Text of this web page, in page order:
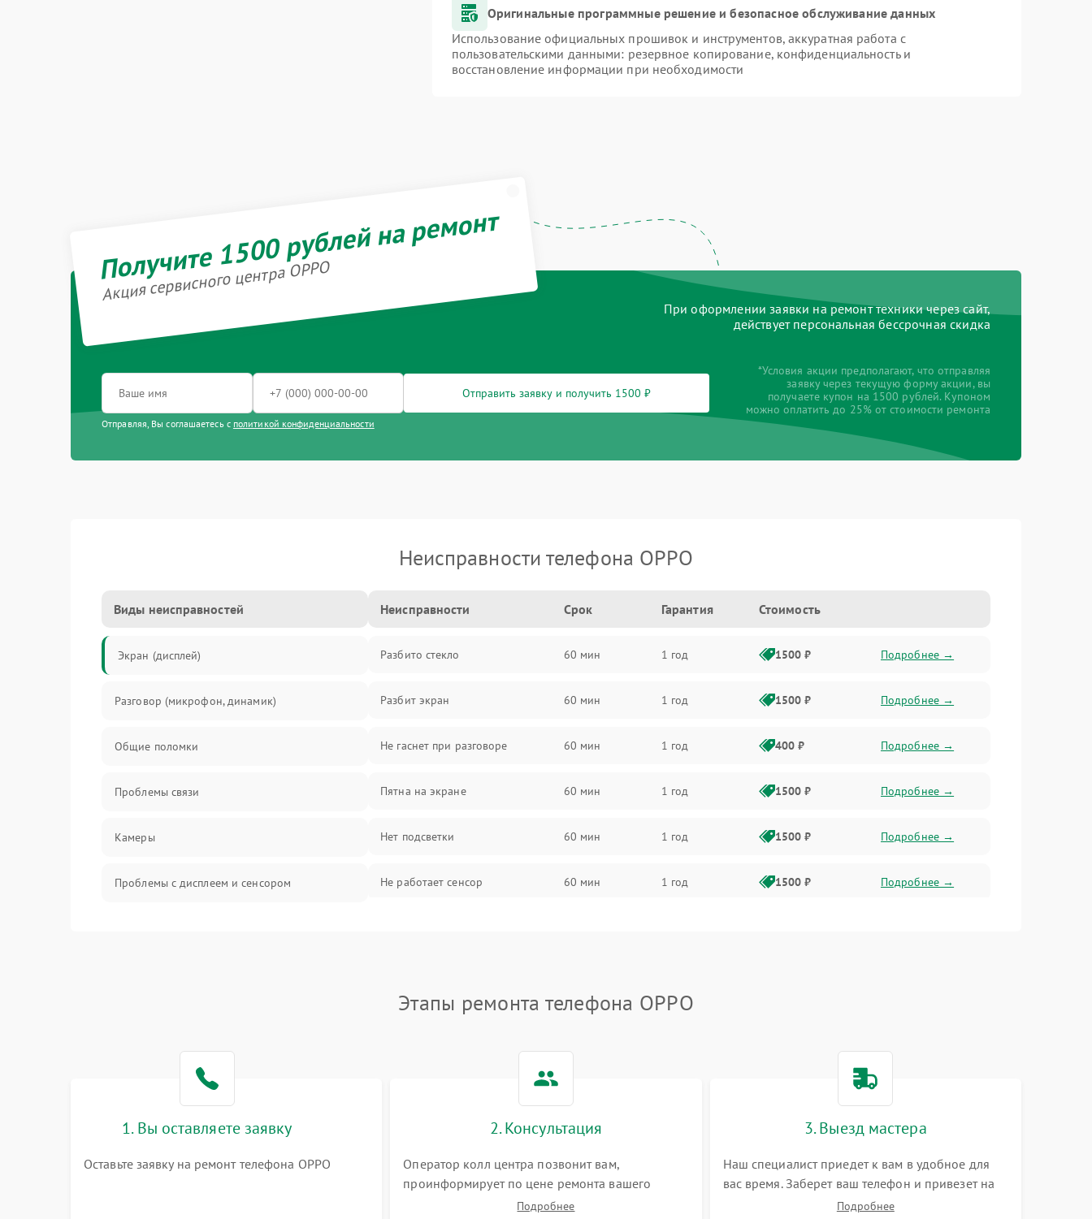
Оригинальные программные решение и безопасное обслуживание данных
Использование официальных прошивок и инструментов, аккуратная работа с
пользовательскими данными: резервное копирование, конфиденциальность и
восстановление информации при необходимости
Получите 1500 рублей на ремонт
Акция сервисного центра OPPO
При оформлении заявки на ремонт техники через сайт,
действует персональная бессрочная скидка
Отправить заявку и получить 1500 ₽
Отправляя, Вы соглашаетесь с политикой конфиденциальности
*Условия акции предполагают, что отправляя
заявку через текущую форму акции, вы
получаете купон на 1500 рублей. Купоном
можно оплатить до 25% от стоимости ремонта
Неисправности телефона OPPO
Виды неисправностей
Экран (дисплей)
Разговор (микрофон, динамик)
Общие поломки
Проблемы связи
Камеры
Проблемы с дисплеем и сенсором
Неисправности Срок Гарантия Стоимость
Разбито стекло 60 мин 1 год 1500 ₽ Подробнее →
Разбит экран 60 мин 1 год 1500 ₽ Подробнее →
Не гаснет при разговоре 60 мин 1 год 400 ₽ Подробнее →
Пятна на экране 60 мин 1 год 1500 ₽ Подробнее →
Нет подсветки 60 мин 1 год 1500 ₽ Подробнее →
Не работает сенсор 60 мин 1 год 1500 ₽ Подробнее →
Не работает Face ID 60 мин
Этапы ремонта телефона OPPO
1. Вы оставляете заявку
Оставьте заявку на ремонт телефона OPPO
2. Консультация
Оператор колл центра позвонит вам,
проинформирует по цене ремонта вашего
телефона а также ответит на все ваши вопросы.
Подробнее
3. Выезд мастера
Наш специалист приедет к вам в удобное для
вас время. Заберет ваш телефон и привезет на
склад для диагностики.Подробнее